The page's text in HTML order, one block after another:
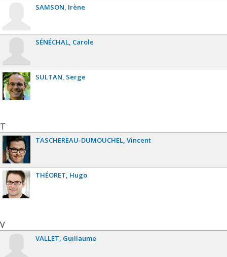
SAMSON Irène
SÉNÉCHAL Carole
SULTAN Serge
T
TASCHEREAU-DUMOUCHEL Vincent
THÉORET Hugo
V
VALLET Guillaume